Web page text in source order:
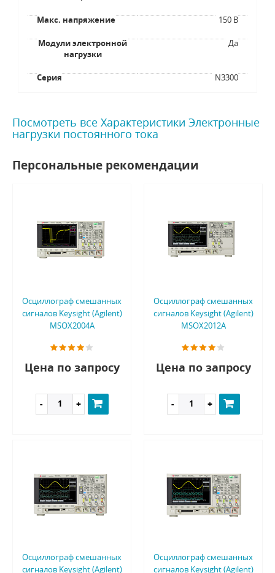
Макс. напряжение 150 В
Модули электронной
нагрузки
Да
Серия N3300
Посмотреть все Характеристики Электронные
нагрузки постоянного тока
Персональные рекомендации
Осциллограф смешанных
сигналов Keysight (Agilent)
MSOX2004A
Цена по запросу
Осциллограф смешанных
сигналов Keysight (Agilent)
MSOX2012A
Цена по запросу
Осциллограф смешанных
сигналов Keysight (Agilent)
Осциллограф смешанных
сигналов Keysight (Agilent)